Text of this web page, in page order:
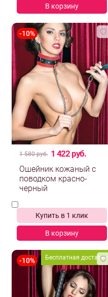
В корзину
1 422 руб.
1 580 руб.
Купить в 1 клик
В корзину
Бесплатная доставка